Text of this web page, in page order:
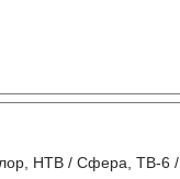
НТВ / Сфера, ТВ-6